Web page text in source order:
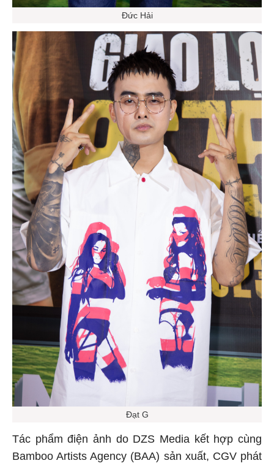
Đức Hải
Đạt G
Tác phẩm điện ảnh do DZS Media kết hợp cùng
Bamboo Artists Agency (BAA) sản xuất, CGV phát